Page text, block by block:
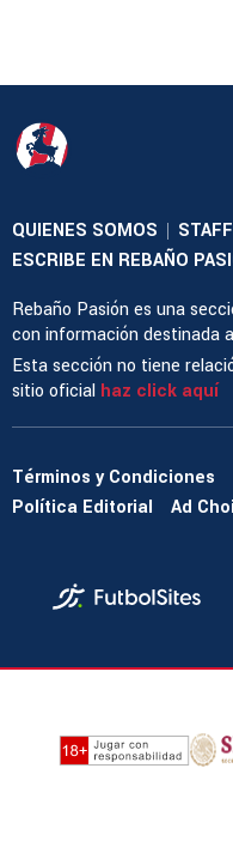
QUIENES SOMOS | STAFF
ESCRIBE EN REBAÑO
Rebaño Pasión es una
con información destinada
Esta sección no tiene
sitio oficial haz click aquí
Términos y Condiciones
Política Editorial
Ad